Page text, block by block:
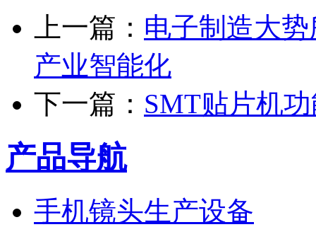
上一篇： 电子制造大
产业智能化
下一篇： SMT贴片机
产品导航
手机镜头生产设备